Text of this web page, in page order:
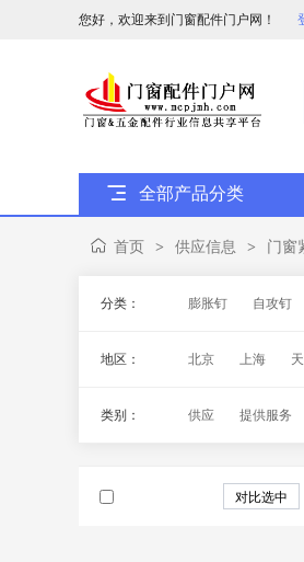
您好，欢迎来到门窗配件门户网！
全部产品分类
首页 > 供应信息 > 门窗
分类： 膨胀钉 自攻钉
地区： 北京 上海
类别： 供应 提供服务